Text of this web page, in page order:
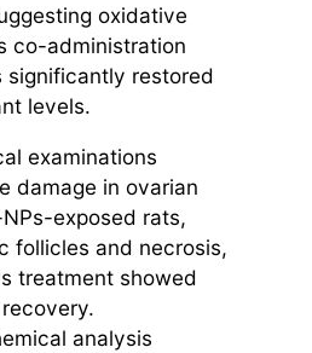
oxidative
co-administration
significantly restored
levels.
examinations
damage in ovarian
exposed rats,
follicles and necrosis,
treatment showed
analysis